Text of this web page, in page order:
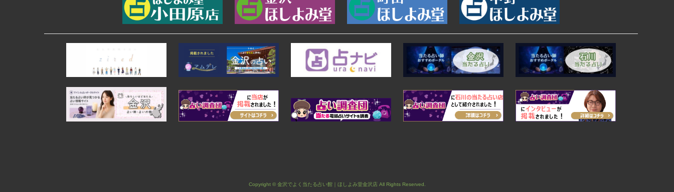
Copyright © 金沢でよく当たる占い館｜ほしよみ堂金沢店 All Rights Reserved.